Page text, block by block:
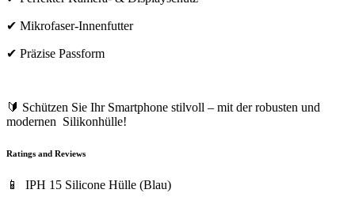
✔ Mikrofaser-Innenfutter
✔ Präzise Passform
🔰 Schützen Sie Ihr Smartphone stilvoll – mit der robusten und
modernen Silikonhülle!
Ratings and Reviews
📱 IPH 15 Silicone Hülle (Blau)